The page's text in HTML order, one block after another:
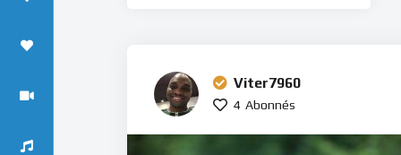
Viter7960
4 Abonnés